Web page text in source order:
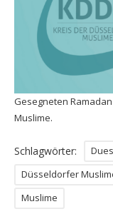
Anmeldung Lauf
Gesegneten
Muslime.
Schlagwörter:
Düsseldorfer
Muslime